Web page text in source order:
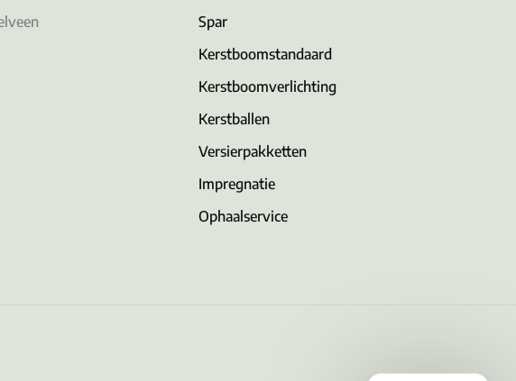
Spar
Kerstboomstandaard
Kerstboomverlichting
Kerstballen
Versierpakketten
Impregnatie
Ophaalservice